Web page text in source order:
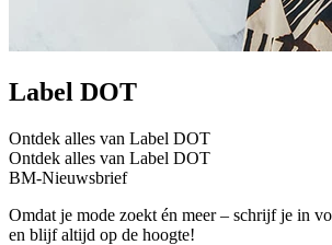
Label DOT
Ontdek alles van Label DOT
Ontdek alles van Label DOT
BM-Nieuwsbrief
Omdat je mode zoekt én meer – schrijf je in
en blijf altijd op de hoogte!